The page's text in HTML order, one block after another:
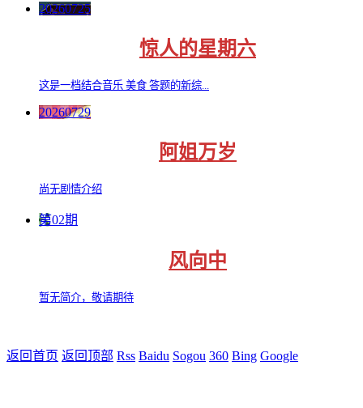
20260725
惊人的星期六
这是一档结合音乐 美食 答题的新综...
20260729
阿姐万岁
尚无剧情介绍
第02期
风向中
暂无简介，敬请期待
返回首页 返回顶部 Rss Baidu Sogou 360 Bing Google